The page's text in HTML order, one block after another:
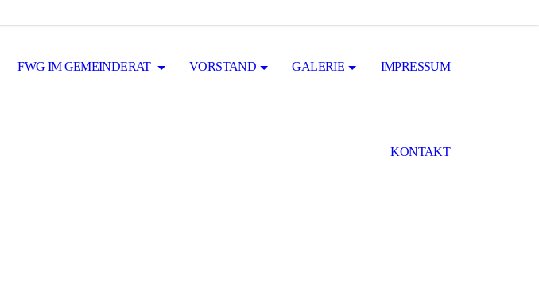
FWG IM GEMEINDERAT VORSTAND GALERIE IMPRESSUM
KONTAKT